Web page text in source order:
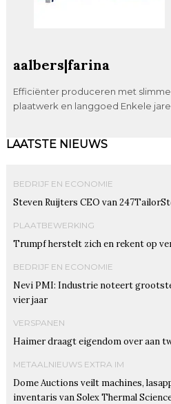
aalbers|farina
Efficiënter produceren met
plaatwerk en langgoed Enkele
LAATSTE NIEUWS
BEDRIJF EN ECONOMIE
Steven Ruijters CEO van
PLAATBEWERKING
Trumpf herstelt zich en rekent op
BEDRIJF EN ECONOMIE
Nevi PMI: Industrie noteert
vier jaar
VERSPANEN
Haimer draagt eigendom over aan
METAALNIEUWS EXTRA IM
Dome Auctions veilt machines,
inventaris van Solex Thermal